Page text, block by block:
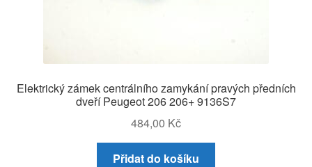
Elektrický zámek centrálního zamykání pravých předních
dveří Peugeot 206 206+ 9136S7
484,00 Kč
Přidat do košíku